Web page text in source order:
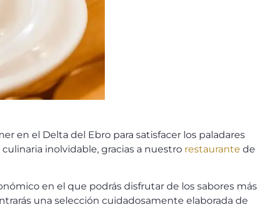
en el Delta del Ebro para satisfacer los paladares
inolvidable, gracias a nuestro restaurante de
en el que podrás disfrutar de los sabores más
una selección cuidadosamente elaborada de